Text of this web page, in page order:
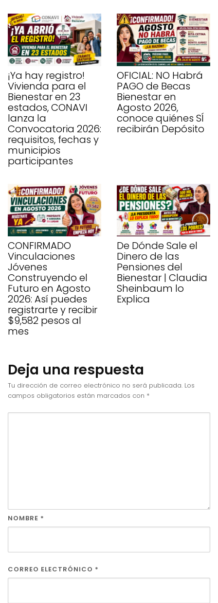
¡Ya hay registro!
Vivienda para el
Bienestar en 23
estados, CONAVI
lanza la
Convocatoria 2026:
requisitos, fechas y
municipios
participantes
OFICIAL: NO Habrá
PAGO de Becas
Bienestar en
Agosto 2026,
conoce quiénes SÍ
recibirán Depósito
CONFIRMADO
Vinculaciones
Jóvenes
Construyendo el
Futuro en Agosto
2026: Así puedes
registrarte y recibir
$9,582 pesos al
mes
De Dónde Sale el
Dinero de las
Pensiones del
Bienestar | Claudia
Sheinbaum lo
Explica
Deja una respuesta
Tu dirección de correo electrónico no será publicada. Los
campos obligatorios están marcados con *
NOMBRE *
CORREO ELECTRÓNICO *